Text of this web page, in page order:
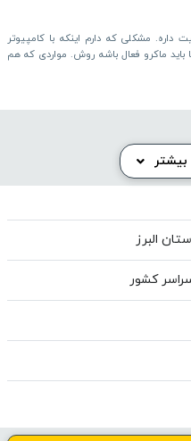
من یک فایل اکسل دارم که حدودا 10 شیت داره. مشکلی که دارم اینکه با کامپیوتر
میکشه. حتما باید ماکرو فعال باشه روش. مواردی که هم
البرز
کشور